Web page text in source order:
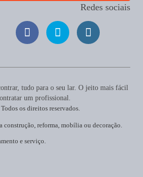
Redes sociais
construção, reforma, mobília ou decoração.
e serviço.
os direitos reservados.